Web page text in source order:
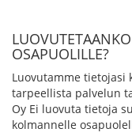
OSAPUOLILLE?
Luovutamme tietojasi
tarpeellista palvelun
Oy Ei luovuta tietoja
kolmannelle